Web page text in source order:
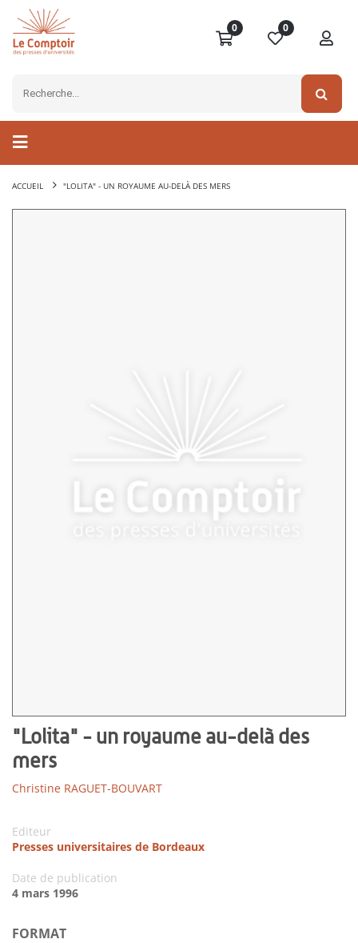
0 0
ACCUEIL "LOLITA" - UN ROYAUME AU-DELÀ DES MERS
"Lolita" - un royaume au-delà des
mers
Christine RAGUET-BOUVART
Editeur
Presses universitaires de Bordeaux
Date de publication
4 mars 1996
FORMAT